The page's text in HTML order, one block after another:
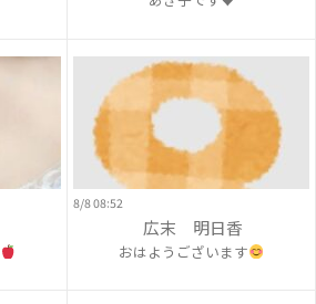
8/8 08:52
広末 明日香
おはようございます